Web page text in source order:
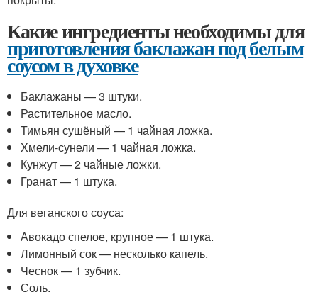
Какие ингредиенты необходимы для
приготовления баклажан под белым
соусом в духовке
Баклажаны — 3 штуки.
Растительное масло.
Тимьян сушёный — 1 чайная ложка.
Хмели-сунели — 1 чайная ложка.
Кунжут — 2 чайные ложки.
Гранат — 1 штука.
Для веганского соуса:
Авокадо спелое, крупное — 1 штука.
Лимонный сок — несколько капель.
Чеснок — 1 зубчик.
Соль.